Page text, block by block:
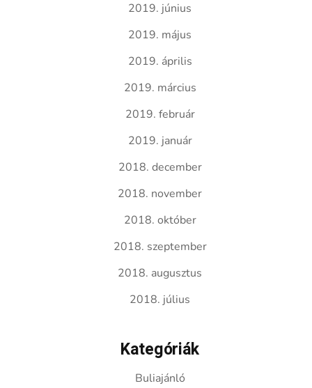
2019. június
2019. május
2019. április
2019. március
2019. február
2019. január
2018. december
2018. november
2018. október
2018. szeptember
2018. augusztus
2018. július
Kategóriák
Buliajánló